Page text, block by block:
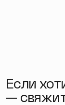
Если
—